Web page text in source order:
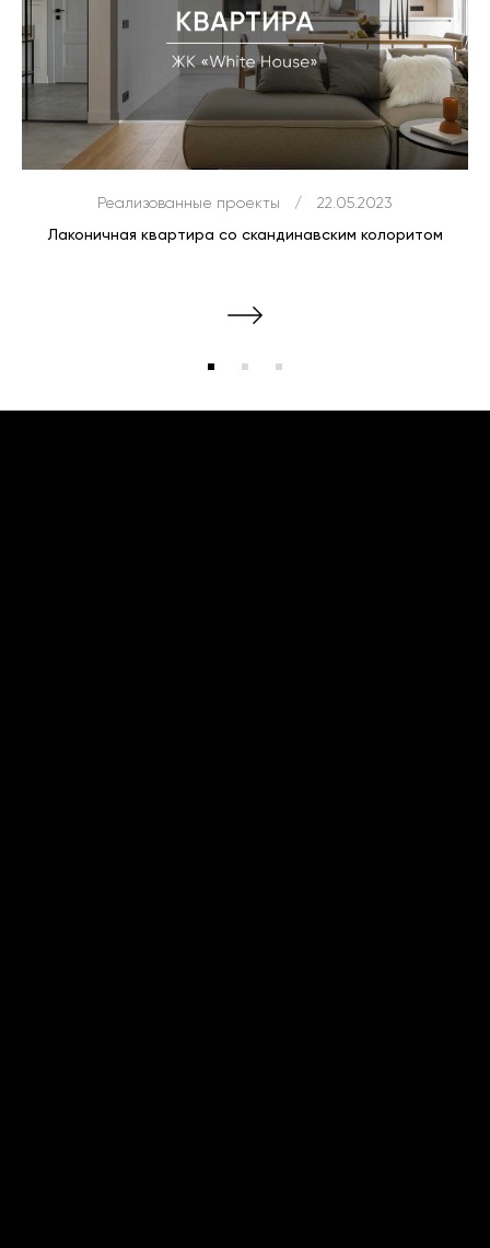
Реализованные проекты / 22.05.2023
Лаконичная квартира со скандинавским колоритом